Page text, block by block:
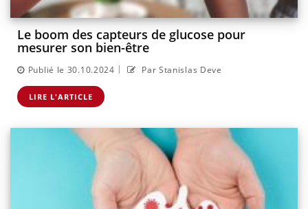
Le boom des capteurs de glucose pour
mesurer son bien-être
Publié le 30.10.2024 | Par Stanislas Deve
LIRE L'ARTICLE